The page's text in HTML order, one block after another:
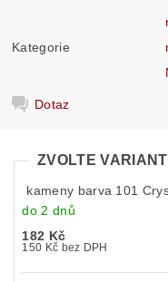
Kategorie
Dotaz
ZVOLTE
kameny barva 101
do 2 dnů
182 Kč
150 Kč bez DPH